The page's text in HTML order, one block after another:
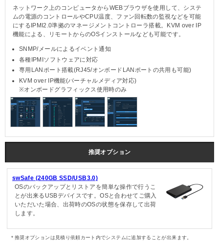
ネットワーク上のコンピュータからWEBブラウザを使用して、システ
ムの電源のコントロールやCPU温度、ファン回転数の監視などを可能
にするIPMI2.0準拠のマネージメントコントローラ搭載。KVM over IP
機能による、リモートからのOSインストールなども可能です。
SNMP/メールによるイベント通知
各種IPMIソフトウェアに対応
専用LANポート搭載(RJ45/オンボードLANポートの共用も可能)
KVM over IP機能(バーチャルメディア対応)
※オンボードグラフィックス使用時のみ
推奨オプション
swSafe (240GB SSD/USB3.0)
OSのバックアップとリストアを簡単な操作で行うこ
とが出来るUSBデバイスです。OSと合わせてご購入
いただいた場合、出荷時のOSの状態を保存して出荷
します。
推奨オプションは見積り依頼カート内でシステムに追加することが出来ます。